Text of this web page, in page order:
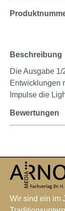
Beschreibung
Die Ausgabe
Entwicklungen
Impulse die
Bewertungen
Wir sind ein im